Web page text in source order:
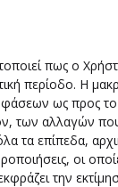
πως ο
περίοδο. Η
ως προς
των αλλαγών
τα επίπεδα,
οι
την